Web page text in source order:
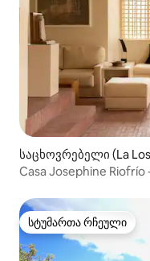
საცხოვრებელი (La
Casa Josephine
სტუმართა რჩეული
სტუმართა რჩეული